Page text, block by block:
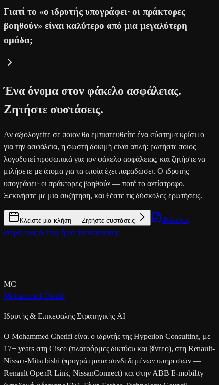
Γιατί το «ο ιδρυτής υπογράφει· οι πράκτορες
βοηθούν» είναι καλύτερο από μια μεγαλύτερη
ομάδα;
Ένα όνομα στον φάκελο ασφάλειας.
Ζητήστε συστάσεις.
Αν αξιολογείτε σε ποιον θα εμπιστευθείτε ένα σύστημα κρίσιμο
για την ασφάλεια, η σωστή δοκιμή είναι απλή: ρωτήστε ποιος
λογοδοτεί προσωπικά για τον φάκελο ασφάλειας, και ζητήστε να
μιλήσετε με άτομα για τα οποία έχει παραδώσει. Ο ιδρυτής
υπογράφει· οι πράκτορες βοηθούν — ποτέ το αντίστροφο.
Ξεκινήστε με μια συζήτηση, και θέστε τις δύσκολες ερωτήσεις.
Κλείστε μια κλήση — Ζητήστε συστάσεις
Φάκελος
ασφάλειας & τεκμήρια πιστοποίησης
MC
Mohammed Cherifi
Ιδρυτής & Επικεφαλής Στρατηγικής AI
Ο Mohammed Cherifi είναι ο ιδρυτής της Hyperion Consulting, με
17+ years στη Cisco (πλατφόρμες δικτύου και βίντεο), στη Renault-
Nissan-Mitsubishi (προγράμματα συνδεδεμένων υπηρεσιών —
Renault OpenR Link, NissanConnect) και στην ABB E-mobility